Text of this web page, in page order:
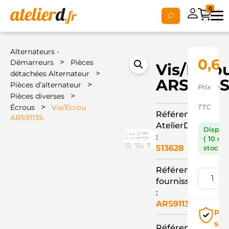
0
Alternateurs -
Démarreurs
>
Pièces
détachées Alternateur
>
Pièces d’alternateur >
Pièces diverses >
Écrous >
Vis/Ecrou
ARS9113S
Vis/
Référence
AtelierD
:
513628
Référence
fournisseur
:
ARS9113S
0,67
Prix
TTC
( 10 en
stock )